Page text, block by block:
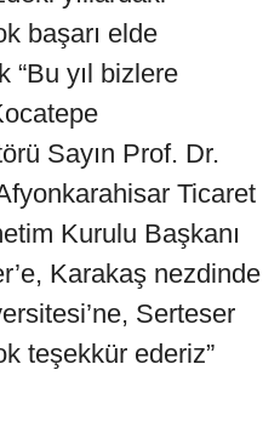
başarı elde
“Bu yıl bizlere
Sayın Prof. Dr.
Ticaret
Kurulu Başkanı
Karakaş nezdinde
Serteser
teşekkür ederiz”